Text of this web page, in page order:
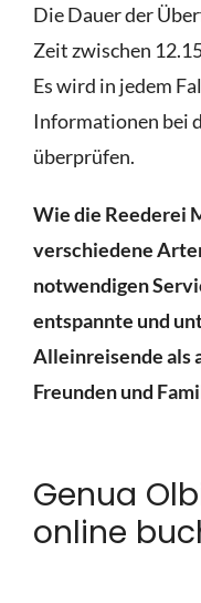
Die Dauer der
Zeit zwischen
Es wird in jedem
Informationen bei
überprüfen.
Wie die Reederei
verschiedene
notwendigen
entspannte und
Alleinreisende als
Freunden und
Genua
online